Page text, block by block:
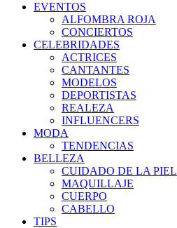
EVENTOS
ALFOMBRA ROJA
CONCIERTOS
CELEBRIDADES
ACTRICES
CANTANTES
MODELOS
DEPORTISTAS
REALEZA
INFLUENCERS
MODA
TENDENCIAS
BELLEZA
CUIDADO DE LA PIEL
MAQUILLAJE
CUERPO
CABELLO
TIPS